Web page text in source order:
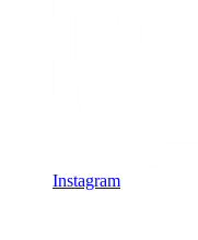
Instagram